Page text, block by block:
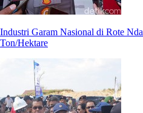
Industri Garam Nasional di Rote
Ton/Hektare